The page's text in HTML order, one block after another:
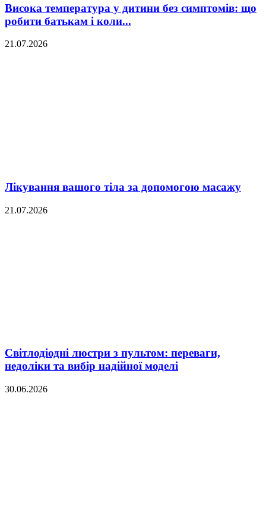
Висока температура у дитини без симптомів: що
робити батькам і коли...
21.07.2026
Лікування вашого тіла за допомогою масажу
21.07.2026
Світлодіодні люстри з пультом: переваги,
недоліки та вибір надійної моделі
30.06.2026